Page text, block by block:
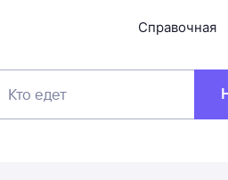
Справочная
Кто едет